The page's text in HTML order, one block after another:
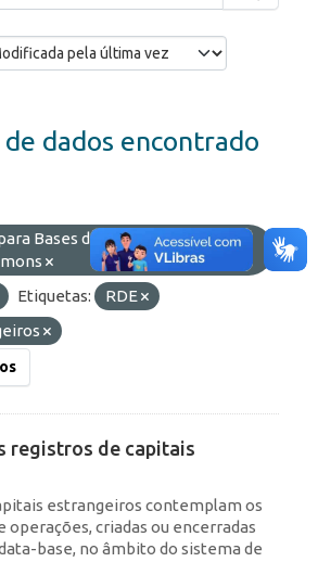
dados encontrado
Bases de Dados (ODbL) do
Etiquetas:
RDE
registros de capitais
estrangeiros contemplam os
operações, criadas ou encerradas
base, no âmbito do sistema de